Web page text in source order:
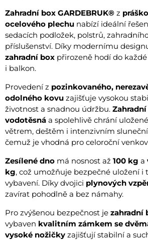
Zahradní box GARDEBRUK® z
ocelového plechu nabízí ideální
sedacích podložek, polstrů,
příslušenství. Díky modernímu
zahradní box přirozeně hodí do
i balkon.
Provedení z pozinkovaného,
odolného kovu zajišťuje vysokou
životnost a snadnou údržbu.
vodotěsná a spolehlivě chrání
větrem, deštěm i intenzivním
čemuž je vhodná pro celoroční
Zesílené dno má nosnost až 100 kg a
kg, což umožňuje bezpečné uložení i
vybavení. Díky dvojici plynových
zavírat pohodlně a bez námahy.
Pro zvýšenou bezpečnost je zahradní
vybaven kvalitním zámkem se
vysoké nožičky zajišťují stabilní a